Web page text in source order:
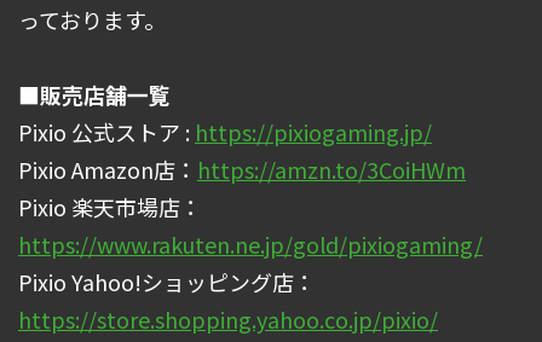
っております。
■販売店舗一覧
Pixio 公式ストア : https://pixiogaming.jp/
Pixio Amazon店： https://amzn.to/3CoiHWm
Pixio 楽天市場店：
https://www.rakuten.ne.jp/gold/pixiogaming/
Pixio Yahoo!ショッピング店：
https://store.shopping.yahoo.co.jp/pixio/